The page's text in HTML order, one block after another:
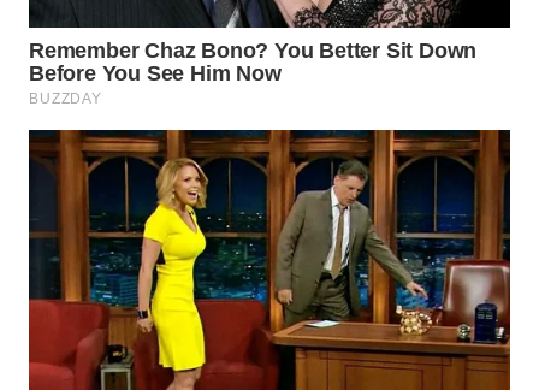
LABUHANBATU
WN
TENGAH
WN DELI
SERDANG
WN
TEBING
TINGGI